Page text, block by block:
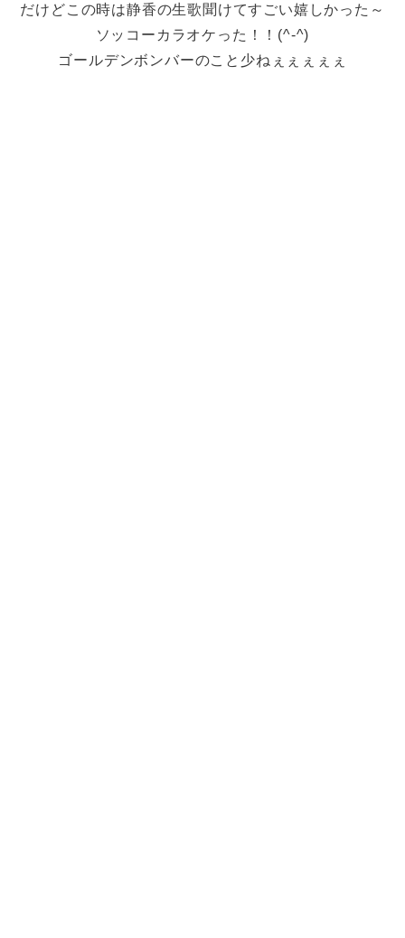
だけどこの時は静香の生歌聞けてすごい嬉しかった～
ソッコーカラオケった！！(^-^)
ゴールデンボンバーのこと少ねぇぇぇぇぇ